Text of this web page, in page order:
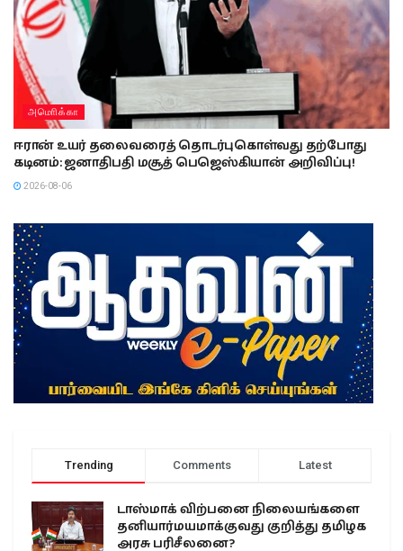
அமொிக்கா
ஈரான் உயர் தலைவரைத் தொடர்புகொள்வது தற்போது
கடினம்: ஜனாதிபதி மசூத் பெஜெஸ்கியான் அறிவிப்பு!
2026-08-06
Trending Comments Latest
டாஸ்மாக் விற்பனை நிலையங்களை
தனியார்மயமாக்குவது குறித்து தமிழக
அரசு பரிசீலனை?